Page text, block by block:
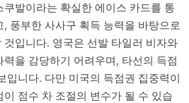
발이라는 확실한 에이스 카드를 통
풍부한 사사구 획득 능력을 바탕으로
입니다. 영국은 선발 타일러 비자와
을 감당하기 어려우며, 타선의 득점
입니다. 다만 미국의 득점권 집중력이
점수 차 조절의 변수가 될 수 있습